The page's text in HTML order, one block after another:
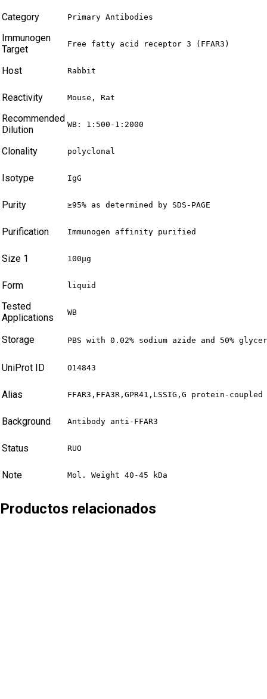
Category Primary Antibodies
Immunogen
Target
Free fatty acid receptor 3 (FFAR3)
Host Rabbit
Reactivity Mouse, Rat
Recommended
Dilution
WB: 1:500-1:2000
Clonality polyclonal
Isotype IgG
Purity ≥95% as determined by SDS-PAGE
Purification Immunogen affinity purified
Size 1 100µg
Form liquid
Tested
Applications
WB
Storage PBS with 0.02% sodium azide and 50%
UniProt ID O14843
Alias FFAR3,FFA3R,GPR41,LSSIG,G protein-
Background Antibody anti-FFAR3
Status RUO
Note Mol. Weight 40-45 kDa
Productos relacionados